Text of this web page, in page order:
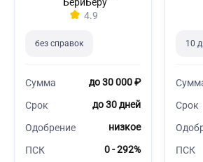
4.9
без справок
Сумма до 30 000 ₽
Срок до 30 дней
Одобрение низкое
ПСК 0 - 292%
10
Срок
ПСК